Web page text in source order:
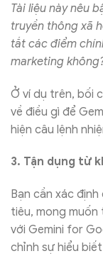
Tài liệu này nêu
truyền thông xã
tắt các điểm
marketing
Ở ví dụ trên, bối
về điều gì để
hiện câu lệnh
3. Tận dụng từ
Bạn cần xác
tiêu, mong muốn
với Gemini for
chỉnh sự hiểu